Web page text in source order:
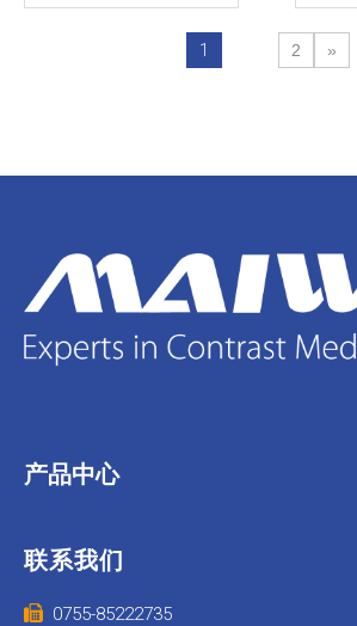
1 2 »
产品中心
联系我们
 0755-85222735